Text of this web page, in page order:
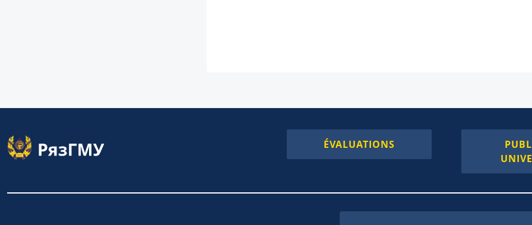
ÉVALUATIONS